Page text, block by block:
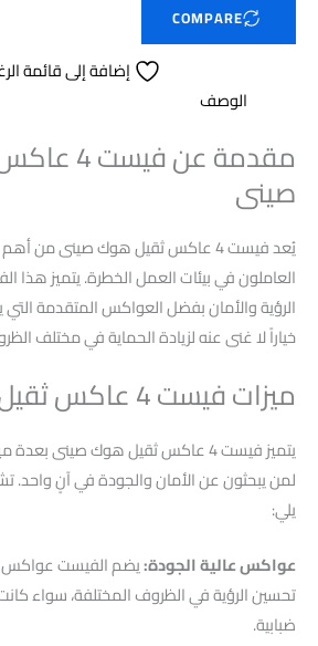
COMPARE
إضافة إلى قائمة
الوصف
مقدمة عن
صينى
يُعد فيست 4 عاكس ثقيل هوك صينى من
العاملون في بيئات العمل الخطرة. يتميز هذا
الرؤية والأمان بفضل العواكس المتقدمة
خياراً لا غنى عنه لزيادة الحماية في مختلف
ميزات فيست 4 عاكس ثقيل هوك صينى
يتميز فيست 4 عاكس ثقيل هوك صينى
لمن يبحثون عن الأمان والجودة في آنٍ واحد.
يلي:
عواكس عالية الجودة:يضم الفيست
تحسين الرؤية في الظروف المختلفة، سواء
ضبابية.